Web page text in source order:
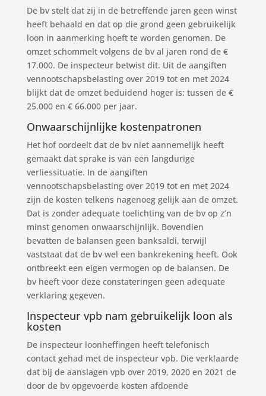
De bv stelt dat zij in de betreffende jaren geen winst
heeft behaald en dat op die grond geen gebruikelijk
loon in aanmerking hoeft te worden genomen. De
omzet schommelt volgens de bv al jaren rond de €
17.000. De inspecteur betwist dit. Uit de aangiften
vennootschapsbelasting over 2019 tot en met 2024
blijkt dat de omzet beduidend hoger is: tussen de €
25.000 en € 66.000 per jaar.
Onwaarschijnlijke kostenpatronen
Het hof oordeelt dat de bv niet aannemelijk heeft
gemaakt dat sprake is van een langdurige
verliessituatie. In de aangiften
vennootschapsbelasting over 2019 tot en met 2024
zijn de kosten telkens nagenoeg gelijk aan de omzet.
Dat is zonder adequate toelichting van de bv op z’n
minst genomen onwaarschijnlijk. Bovendien
bevatten de balansen geen banksaldi, terwijl
vaststaat dat de bv wel een bankrekening heeft. Ook
ontbreekt een eigen vermogen op de balansen. De
bv heeft voor deze constateringen geen adequate
verklaring gegeven.
Inspecteur vpb nam gebruikelijk loon als
kosten
De inspecteur loonheffingen heeft telefonisch
contact gehad met de inspecteur vpb. Die verklaarde
dat bij de aanslagen vpb over 2019, 2020 en 2021 de
door de bv opgevoerde kosten afdoende